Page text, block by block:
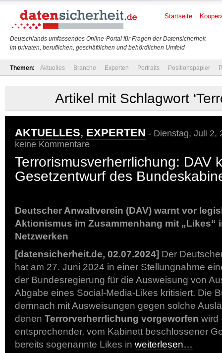
Deutschlands umfassendes Online-Portal für Fragen der Datensicherheit
im privaten, beruflichen, geschäftlichen und behördlichen Umfeld
Startseite
Themen: Aktuelles Branche Experten Portraits Positionspapier
Artikel mit Schlagwort
AKTUELLES, EXPERTEN - Dienstag, Juli 2,
keine Kommentare
Terrorismusverherrlichung: DAV
Gesetzentwurf des
Deutscher Anwaltverein (DAV) warnt vor
Aktionismus im Zusammenhang mit „Likes“
Netzwerken
[datensicherheit.de, 02.07.2024] Der
hat am 27. Juni 2024 in einer Stellungnahme
der Bundesregierung für die Ausweisung von
Abgabe eines Social-Media-Likes kritisiert. Die
demnach mit Ausweisungen gegen solche
denen Terrorverherrlichung vorgeworfen wird
entsprechender, vom Kabinett beschlossener
bereits sogenannte Likes in weiterlesen…